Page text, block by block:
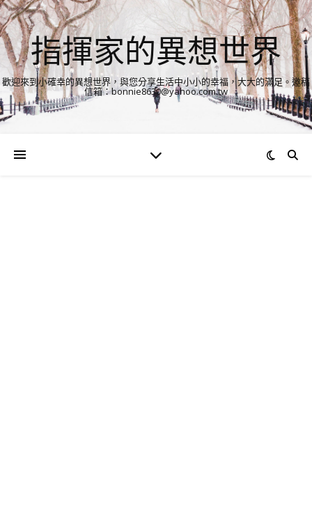
指揮家的異想世界
歡迎來到小確幸的異想世界，與您分享生活中小小的幸福，大大的滿足。邀稿
信箱：bonnie8630@yahoo.com.tw